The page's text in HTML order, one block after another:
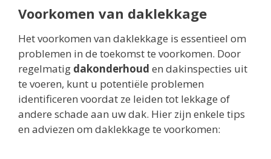
Voorkomen van daklekkage
Het voorkomen van daklekkage is essentieel om
problemen in de toekomst te voorkomen. Door
regelmatig dakonderhoud en dakinspecties uit
te voeren, kunt u potentiële problemen
identificeren voordat ze leiden tot lekkage of
andere schade aan uw dak. Hier zijn enkele tips
en adviezen om daklekkage te voorkomen: